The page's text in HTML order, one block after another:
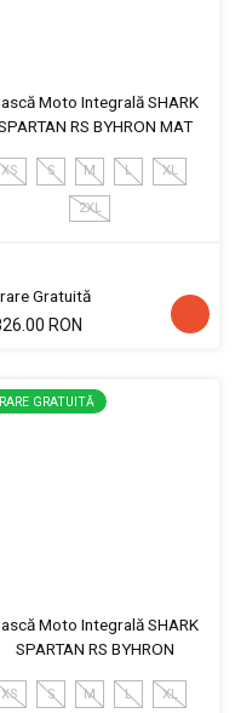
Moto Integrală SHARK
RS BYHRON MAT
XS S M L XL
2XL
Gratuită
RON
GRATUITĂ
Moto Integrală SHARK
SPARTAN RS BYHRON
XS S M L XL